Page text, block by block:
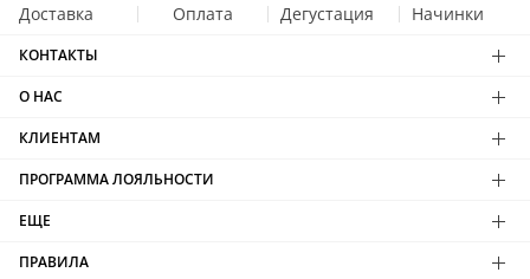
Доставка Оплата Дегустация Начинки
КОНТАКТЫ
О НАС
КЛИЕНТАМ
ПРОГРАММА ЛОЯЛЬНОСТИ
ЕЩЕ
ПРАВИЛА